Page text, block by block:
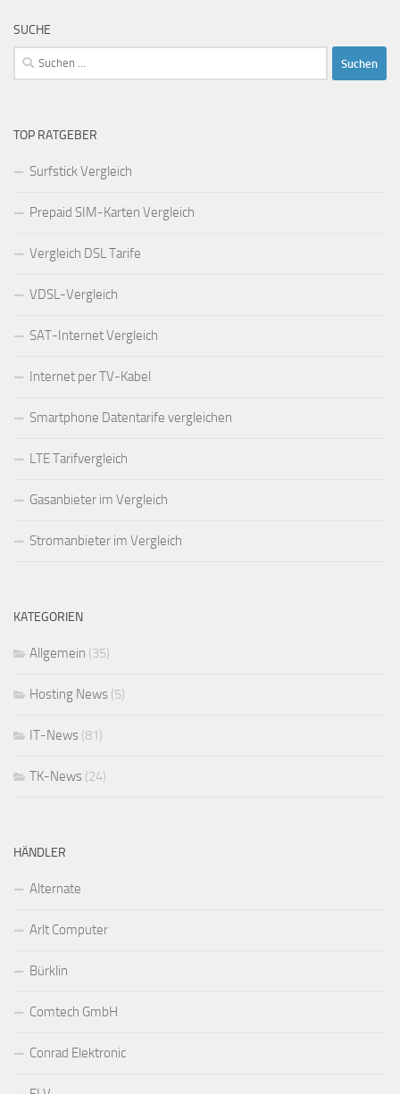
SUCHE
Suchen
nach:
TOP RATGEBER
Surfstick Vergleich
Prepaid SIM-Karten Vergleich
Vergleich DSL Tarife
VDSL-Vergleich
SAT-Internet Vergleich
Internet per TV-Kabel
Smartphone Datentarife vergleichen
LTE Tarifvergleich
Gasanbieter im Vergleich
Stromanbieter im Vergleich
KATEGORIEN
Allgemein (35)
Hosting News (5)
IT-News (81)
TK-News (24)
HÄNDLER
Alternate
Arlt Computer
Bürklin
Comtech GmbH
Conrad Elektronic